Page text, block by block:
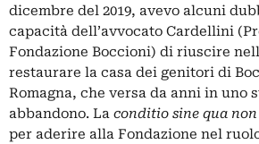
dicembre del 2019, avevo alcuni
capacità dell’avvocato Cardellini
Fondazione Boccioni) di riuscire
restaurare la casa dei genitori di
Romagna, che versa da anni in uno
abbandono. La conditio sine qua non
per aderire alla Fondazione nel